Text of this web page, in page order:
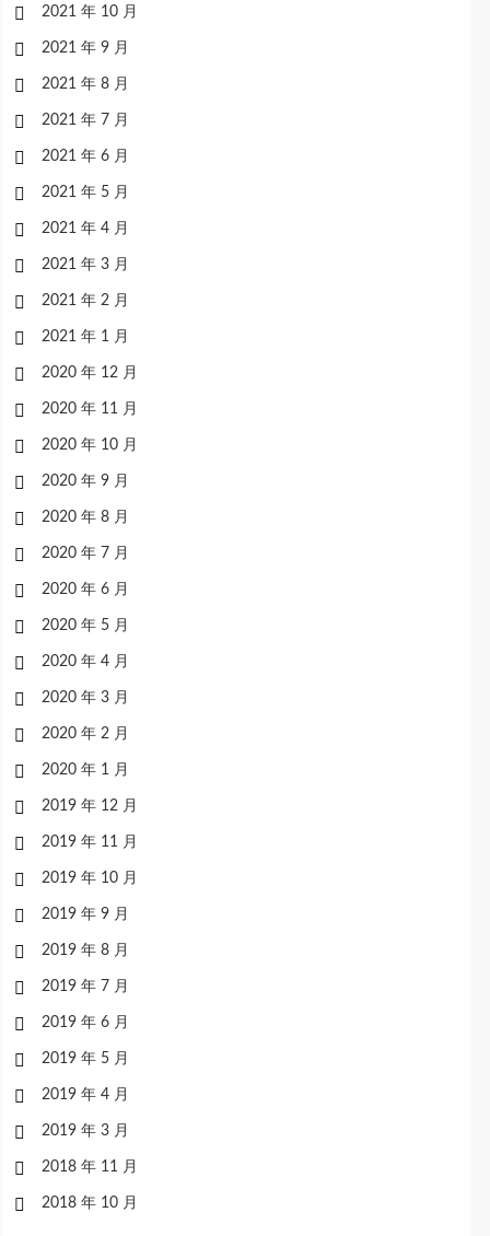
2021 年 10 月
2021 年 9 月
2021 年 8 月
2021 年 7 月
2021 年 6 月
2021 年 5 月
2021 年 4 月
2021 年 3 月
2021 年 2 月
2021 年 1 月
2020 年 12 月
2020 年 11 月
2020 年 10 月
2020 年 9 月
2020 年 8 月
2020 年 7 月
2020 年 6 月
2020 年 5 月
2020 年 4 月
2020 年 3 月
2020 年 2 月
2020 年 1 月
2019 年 12 月
2019 年 11 月
2019 年 10 月
2019 年 9 月
2019 年 8 月
2019 年 7 月
2019 年 6 月
2019 年 5 月
2019 年 4 月
2019 年 3 月
2018 年 11 月
2018 年 10 月